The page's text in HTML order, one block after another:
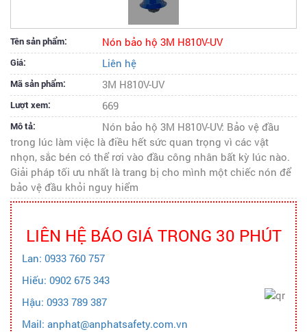
Tên sản phẩm: Nón bảo hộ 3M H810V-UV
Giá: Liên hệ
Mã sản phẩm: 3M H810V-UV
Lượt xem: 669
Mô tả:
Nón bảo hộ 3M H810V-UV: Bảo vệ đầu
trong lúc làm việc là điều hết sức quan trọng vì các vật
nhọn, sắc bén có thể rơi vào đầu công nhân bất kỳ lúc nào.
Giải pháp tối ưu nhất là trang bị cho mình một chiếc nón để
bảo vệ đầu khỏi nguy hiểm
LIÊN HỆ BÁO GIÁ TRONG 30 PHÚT
Lan: 0933 760 757
Hiếu: 0902 675 343
Hậu: 0933 789 387
Mail: anphat@anphatsafety.com.vn